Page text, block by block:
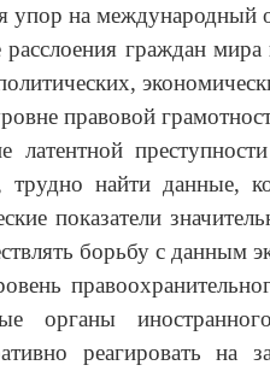
упор на международный
граждан мира
правовой
преступности в
трудно найти данные,
показатели
борьбу с данным
правоохранительного
органы
реагировать на